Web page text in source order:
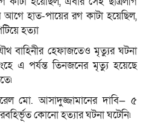
আগে হাত-পায়ের রগ কাটা হয়েছিল,
হত্যা
বাহিনীর হেফাজতেও মৃত্যুর ঘটনা
এ পর্যন্ত তিনজনের মৃত্যু হয়েছে
মো. আসাদুজ্জামানের দাবি— ৫
কোনো হত্যার ঘটনা ঘটেনি৷